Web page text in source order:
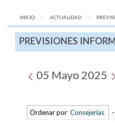
INICIO ACTUALIDAD AQUÍ:
PREVISIONES
05 Mayo 2025
Ordenar por Consejerías -